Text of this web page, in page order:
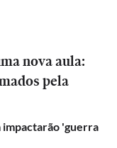
nova aula:
pela
impactarão 'guerra